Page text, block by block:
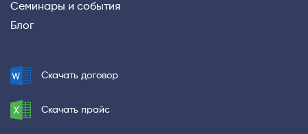
Семинары и события
Блог
Скачать договор
Скачать прайс